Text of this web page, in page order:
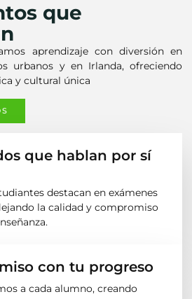
que
aprendizaje con diversión en
urbanos y en Irlanda, ofreciendo
y cultural única
que hablan por sí
destacan en exámenes
la calidad y compromiso
con tu progreso
a cada alumno, creando